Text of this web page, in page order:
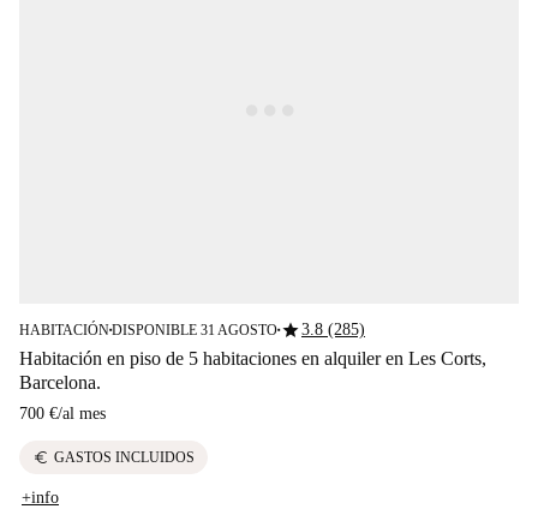
HABITACIÓN■DISPONIBLE 31 AGOSTO■star3.8 (285)
Habitación en piso de 5 habitaciones en alquiler en Les Corts,
Barcelona.
700 €/al mes
euro GASTOS INCLUIDOS
+info